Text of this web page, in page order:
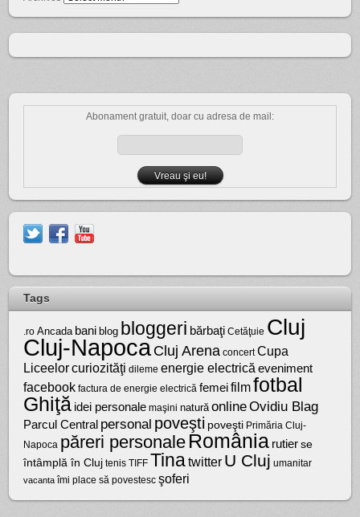
Abonament gratuit, doar cu adresa de mail:
Tags
.ro Ancada bani blog bloggeri bărbaţi Cetăţuie Cluj
Cluj-NapocaCluj Arena concert Cupa
Liceelorcuriozităţi dileme energie electrică eveniment
facebook factura de energie electrică femei filmfotbal
Ghiţă idei personale maşini natură onlineOvidiu Blag
Parcul Central personal poveşti poveşti Primăria Cluj-
Napoca păreri personale România rutier se
întâmplă în Cluj tenis TIFF Tinatwitter U Cluj umanitar
vacanta îmi place să povestesc şoferi